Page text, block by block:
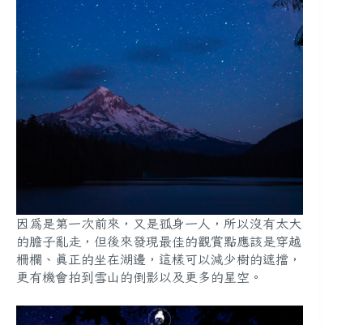
因為是第一次前來，又是孤身一人，所以沒有太大
的膽子亂走，但後來發現最佳的觀賞點應該是穿越
柵欄、真正的坐在湖邊，這樣可以減少樹的遮擋，
更有機會拍到雪山的倒影以及更多的星空。